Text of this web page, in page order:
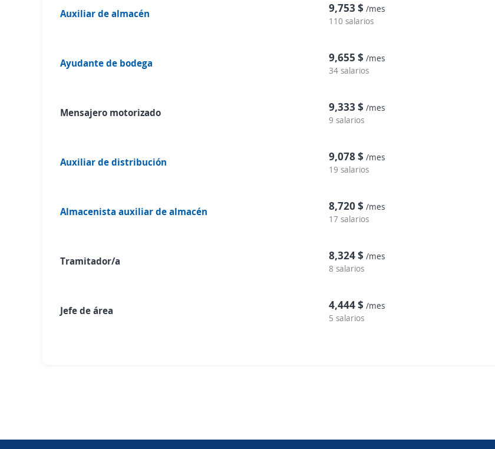
Auxiliar de almacén 9,753 $ /mes
110 salarios
Ayudante de bodega 9,655 $ /mes
34 salarios
Mensajero motorizado 9,333 $ /mes
9 salarios
Auxiliar de distribución 9,078 $ /mes
19 salarios
Almacenista auxiliar de almacén 8,720 $ /mes
17 salarios
Tramitador/a 8,324 $ /mes
8 salarios
Jefe de área 4,444 $ /mes
5 salarios